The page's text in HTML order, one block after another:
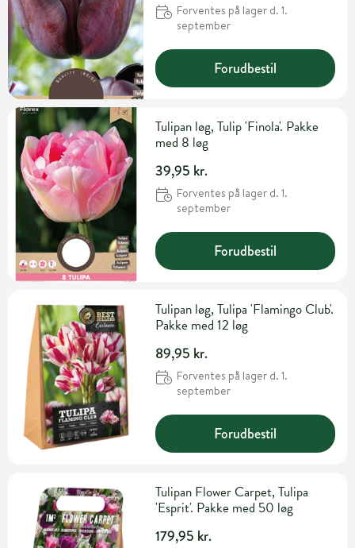
Forventes på lager d. 1.
september
Forudbestil
Tulipan løg, Tulip 'Finola'. Pakke
med 8 løg
39,95 kr.
Forventes på lager d. 1.
september
Forudbestil
Tulipan løg, Tulipa 'Flamingo Club'.
Pakke med 12 løg
89,95 kr.
Forventes på lager d. 1.
september
Forudbestil
Tulipan Flower Carpet, Tulipa
'Esprit'. Pakke med 50 løg
179,95 kr.